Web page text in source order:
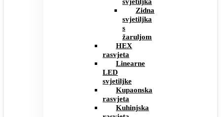
Zidna
svjetiljka
s
žaruljom
HEX
rasvjeta
Linearne
LED
svjetiljke
Kupaonska
rasvjeta
Kuhinjska